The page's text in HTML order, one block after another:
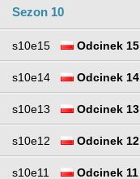
Sezon 10
s10e15 Odcinek 15
s10e14 Odcinek 14
s10e13 Odcinek 13
s10e12 Odcinek 12
s10e11 Odcinek 11